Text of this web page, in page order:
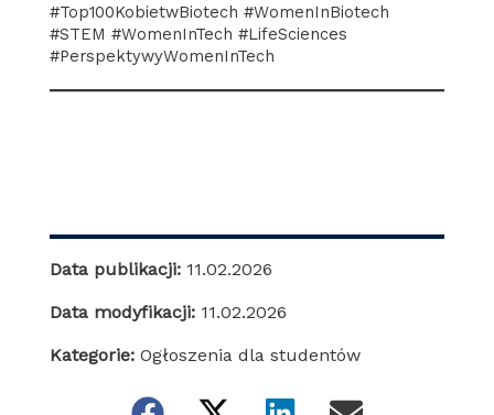
#Top100KobietwBiotech #WomenInBiotech
#STEM #WomenInTech #LifeSciences
#PerspektywyWomenInTech
Data publikacji: 11.02.2026
Data modyfikacji: 11.02.2026
Kategorie: Ogłoszenia dla studentów